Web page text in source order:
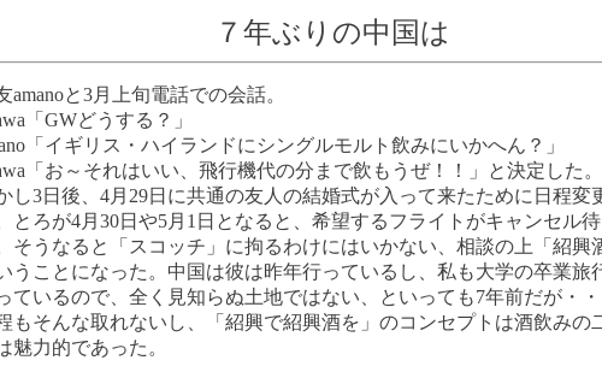
７年ぶりの中国は
amanoと3月上旬電話での会話。
「GWどうする？」
「イギリス・ハイランドにシングルモルト飲みにいかへん？」
「お～それはいい、飛行機代の分まで飲もうぜ！！」と決定した。
し3日後、4月29日に共通の友人の結婚式が入って来たために日程変
とろが4月30日や5月1日となると、希望するフライトがキャンセル
そうなると「スコッチ」に拘るわけにはいかない、相談の上「紹興
うことになった。中国は彼は昨年行っているし、私も大学の卒業旅
ているので、全く見知らぬ土地ではない、といっても7年前だが・・
もそんな取れないし、「紹興で紹興酒を」のコンセプトは酒飲みの
魅力的であった。